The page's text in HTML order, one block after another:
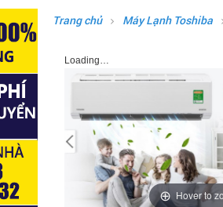
Trang chủ Máy Lạnh Toshiba
Loading…
Hover to